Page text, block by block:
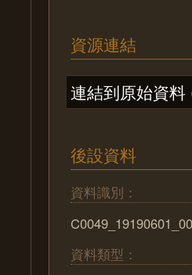
資源連結
連結到原始資料
後設資料
資料識別：
資料類型：